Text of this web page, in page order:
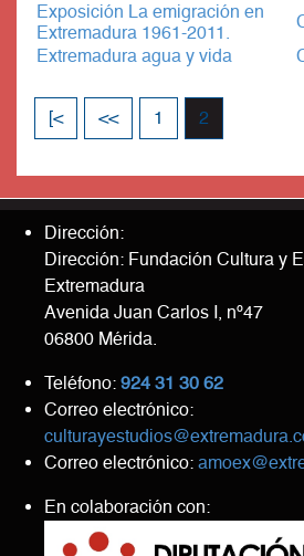
Exposición La emigración en
Extremadura 1961-2011.
Extremadura agua y vida
[< << 1 2
Dirección:
Dirección: Fundación Cultura y
Extremadura
Avenida Juan Carlos I, nº47
06800 Mérida.
Teléfono: 924 31 30 62
Correo electrónico:
Correo electrónico:
En colaboración con: